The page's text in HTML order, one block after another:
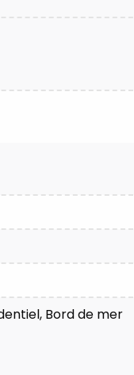
Bord de mer